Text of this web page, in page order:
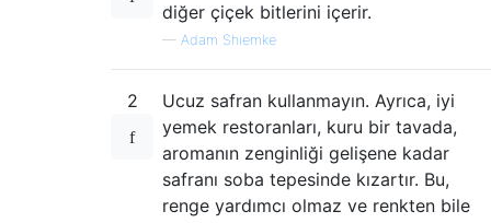
diğer çiçek bitlerini içerir.
— Adam Shiemke
2
Ucuz safran kullanmayın. Ayrıca, iyi
yemek restoranları, kuru bir tavada,
aromanın zenginliği gelişene kadar
safranı soba tepesinde kızartır. Bu,
renge yardımcı olmaz ve renkten bile